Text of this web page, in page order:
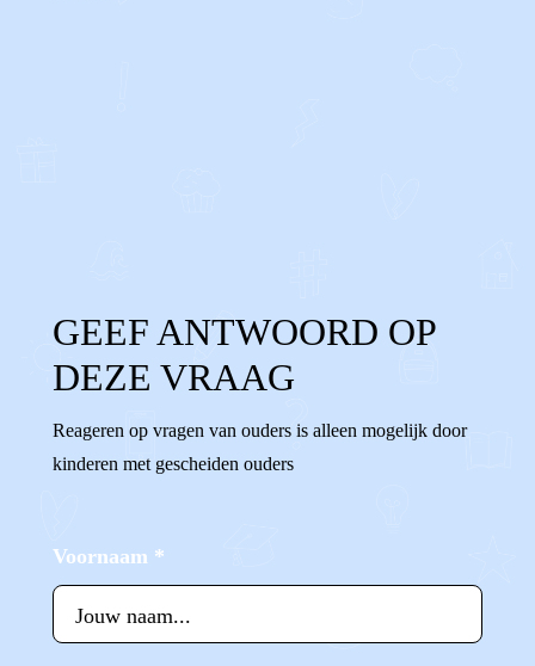
GEEF ANTWOORD OP
DEZE VRAAG
Reageren op vragen van ouders is alleen mogelijk door
kinderen met gescheiden ouders
Voornaam *